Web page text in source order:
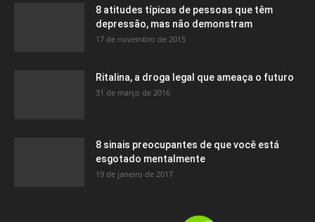
8 atitudes típicas de pessoas que têm
depressão, mas não demonstram
17 de novembro de 2015
Ritalina, a droga legal que ameaça o futuro
31 de março de 2016
8 sinais preocupantes de que você está
esgotado mentalmente
19 de janeiro de 2017